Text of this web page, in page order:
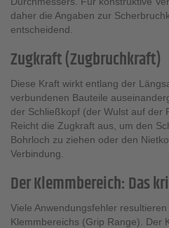
daher die Angaben zur
entscheidend.
Zugkraft (Zugbruchkraft)
Diese Kraft wirkt entlang der
verbundenen Bauteile
der Schließkopf (der Wulst auf der
Reicht die Zugkraft aus, um den
Bohrloch zu ziehen oder den
Verbindung.
Der Klemmbereich: Das
Viele Anwendungsfehler
Klemmbereichs (Grip Range). Der